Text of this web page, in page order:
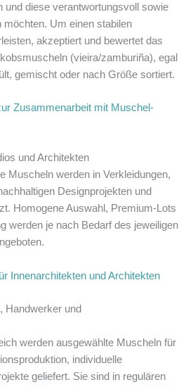
und diese verantwortungsvoll sowie
Um einen stabilen
akzeptiert und bewertet das
(vieira/zamburiña), egal
gemischt oder nach Größe sortiert.
Zusammenarbeit mit Muschel-
und Architekten
Muscheln werden in Verkleidungen,
Designprojekten und
Homogene Auswahl, Premium-Lots
werden je nach Bedarf des jeweiligen
Innenarchitekten und Architekten
Handwerker und
werden ausgewählte Muscheln für
individuelle
geliefert. Sie sind in regulären